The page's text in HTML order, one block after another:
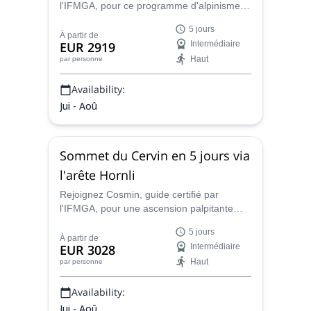
Roumain.
tarifs ou pour personnaliser un programme qui vous
aidera à atteindre vos objectifs d'escalade.
l'IFMGA, pour ce programme d'alpinisme
ascensions d'entraînement dans les
paysages alpins classiques de Chamonix
avant de vous diriger vers votre objectif
ultime : le Cervin !
À partir de
EUR 2919
par personne
5 jours
Intermédiaire
Haut
Availability:
Jui - Aoû
Sommet du Cervin en 5 jours via
l'arête Hornli
Rejoignez Cosmin, guide certifié par
l'IFMGA, pour une ascension palpitante
classique de Hornli, au cours d'un
programme de 5 jours.
À partir de
EUR 3028
par personne
5 jours
Intermédiaire
Haut
Availability: